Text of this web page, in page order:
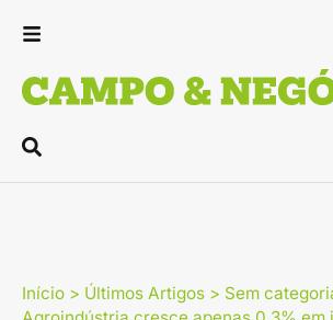
Início > Últimos Artigos > Sem